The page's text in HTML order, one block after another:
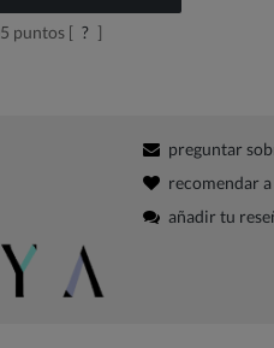
puntos [ ? ]
preguntar
recomendar
añadir tu